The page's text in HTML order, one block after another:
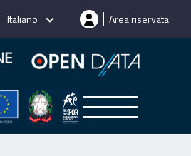
Italiano Area riservata